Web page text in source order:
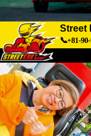
Street
📞+81-
Chi Siamo
Accesso